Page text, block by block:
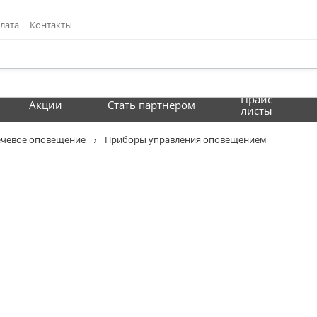
Контакты
Акции Стать партнером
Прайс
листы
оповещение Приборы управления оповещением